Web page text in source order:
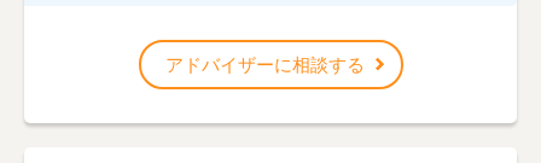
アドバイザーに相談する